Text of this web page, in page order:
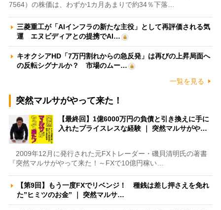
7564）の株価は、わずか1カ月あまりで約34％下落…
三菱重工が「AIインフラの新たな主役」として再評価される気
運 エヌビディアとの提携でAI…
キオクシアHD「7万円割れからの急反発」は再びの上昇局面へ
の反転シグナルか？ 市場のムー…
一覧を見る
突然マルサがやって来た！
【最終回】1億6000万円の負債と引き換えに手に
入れたプライスレスな経験 ｜ 突然マルサがや…
2009年12月に発行された元FXトレーダー・磯貝清明氏の著書
『突然マルサがやって来た！～FXで10億円稼い…
【第9回】もう一度FXでリベンジ！ 種銭は差し押さえを免れ
た”ヒミツのお金” ｜ 突然マルサ…